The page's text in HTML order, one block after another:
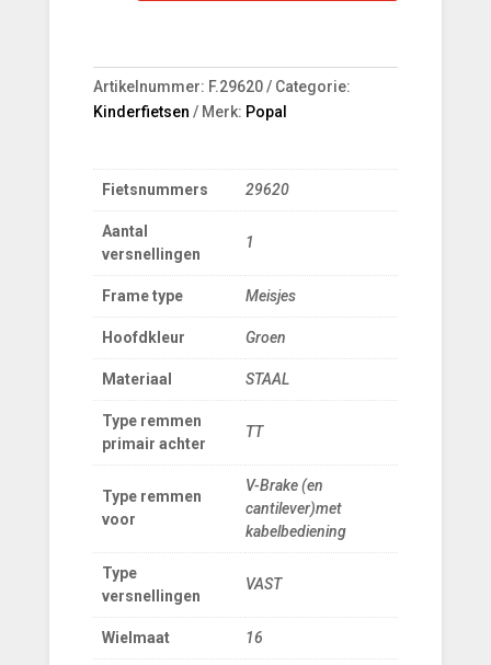
Artikelnummer: F.29620
Categorie:
Kinderfietsen
Merk: Popal
Fietsnummers 29620
Aantal
versnellingen
1
Frame type Meisjes
Hoofdkleur Groen
Materiaal STAAL
Type remmen
primair achter
TT
Type remmen
voor
V-Brake (en
cantilever)met
kabelbediening
Type
versnellingen
VAST
Wielmaat 16